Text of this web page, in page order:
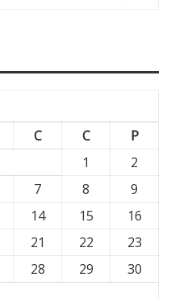
C C
P
1
2
7 8
9
14 15
16
21 22
23
28 29
30